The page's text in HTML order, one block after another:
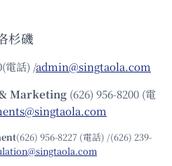
杉磯
電話) /admin@singtaola.com
Marketing (626) 956-8200 (電
(626) 956-8227 (電話) /(626) 239-